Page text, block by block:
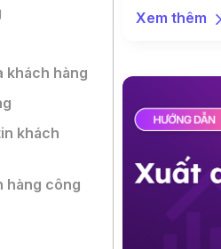
mới, chỉnh
Xem thêm
khách hàng
khách
hàng công